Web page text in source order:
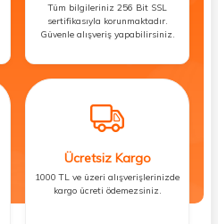
Tüm bilgileriniz 256 Bit SSL
sertifikasıyla korunmaktadır.
Güvenle alışveriş yapabilirsiniz.
Ücretsiz Kargo
1000 TL ve üzeri alışverişlerinizde
kargo ücreti ödemezsiniz.